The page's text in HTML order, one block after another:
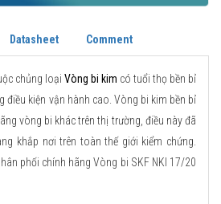
Datasheet Comment
chủng loại Vòng bi kim có tuổi thọ bền bỉ
điều kiện vận hành cao. Vòng bi kim bền bỉ
vòng bi khác trên thị trường, điều này đã
khắp nơi trên toàn thế giới kiểm chứng.
phối chính hãng Vòng bi SKF NKI 17/20